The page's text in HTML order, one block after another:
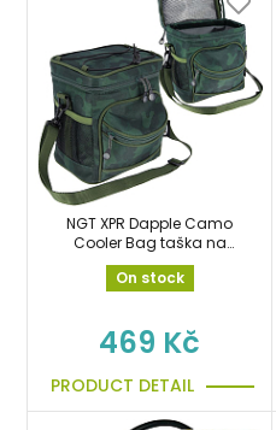
NGT XPR Dapple Camo
Cooler Bag taška na
boilie, nástrahy, potraviny
On stock
469 Kč
PRODUCT DETAIL